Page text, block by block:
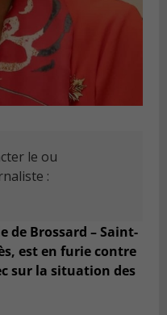
le ou
:
de Brossard – Saint-
est en furie contre
sur la situation des